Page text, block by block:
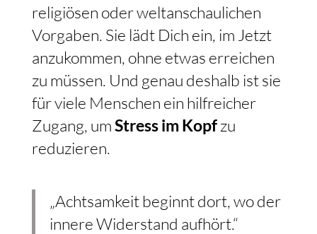
religiösen oder weltanschaulichen
Vorgaben. Sie lädt Dich ein, im Jetzt
anzukommen, ohne etwas erreichen
zu müssen. Und genau deshalb ist sie
für viele Menschen ein hilfreicher
Zugang, umStress im Kopfzu
reduzieren.
„Achtsamkeit beginnt dort, wo der
innere Widerstand aufhört.“